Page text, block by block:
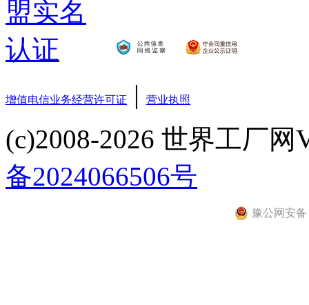
增值电信业务经营许可证 | 营业执照
(c)2008-2026 世界工厂网
备2024066506号
豫公网安备